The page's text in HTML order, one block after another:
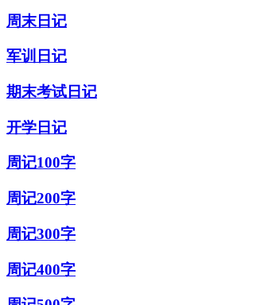
周末日记
军训日记
期末考试日记
开学日记
周记100字
周记200字
周记300字
周记400字